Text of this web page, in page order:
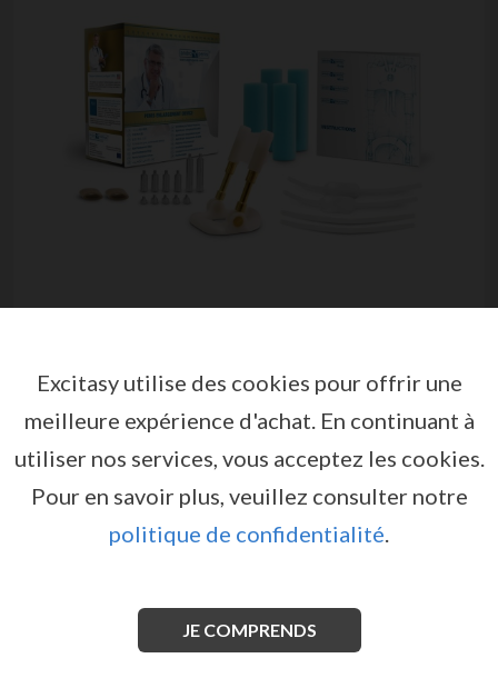
ANDROPÉNIS
ANDROPENIS
est un appareil utilisé pour allonger le
Excitasy utilise des cookies pour offrir une
meilleure expérience d'achat.En continuant à
utiliser nos services, vous acceptez les cookies.
Pour en savoir plus, veuillez consulter notre
politique de confidentialité.
JE COMPRENDS